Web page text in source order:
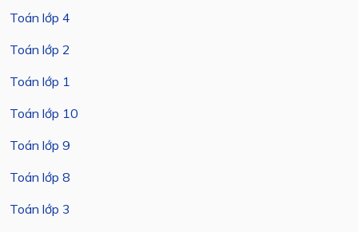
Toán lớp 4
Toán lớp 2
Toán lớp 1
Toán lớp 10
Toán lớp 9
Toán lớp 8
Toán lớp 3